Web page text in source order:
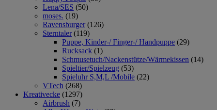
Lena/SES (50)
moses. (19)
Ravensburger (126)
Sterntaler (119)
Puppe, Kinder-/ Finger-/ Handpuppe (29)
Rucksack (1)
Schmusetuch/Nackenstütze/Wärmekissen (14)
Spieltier/Spielzeug (53)
Spieluhr S,M,L /Mobile (22)
VTech (268)
Kreativecke (1297)
Airbrush (7)